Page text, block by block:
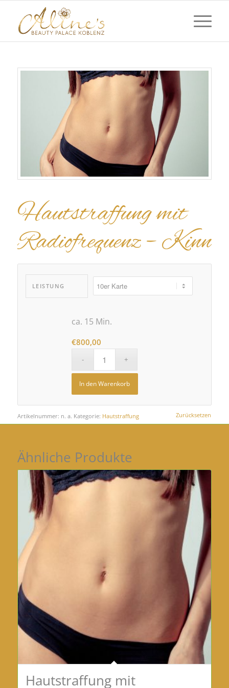
Hautstraffung mit
Radiofrequenz – Kinn
LEISTUNG
Zurücksetzen
ca. 15 Min.
€800,00
In den Warenkorb
Artikelnummer: n. a. Kategorie: Hautstraffung
Ähnliche Produkte
Hautstraffung mit